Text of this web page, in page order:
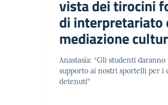
vista dei tirocini
di interpretariato
mediazione
Anastasìa: “Gli studenti
supporto ai nostri sportelli per i
detenuti”